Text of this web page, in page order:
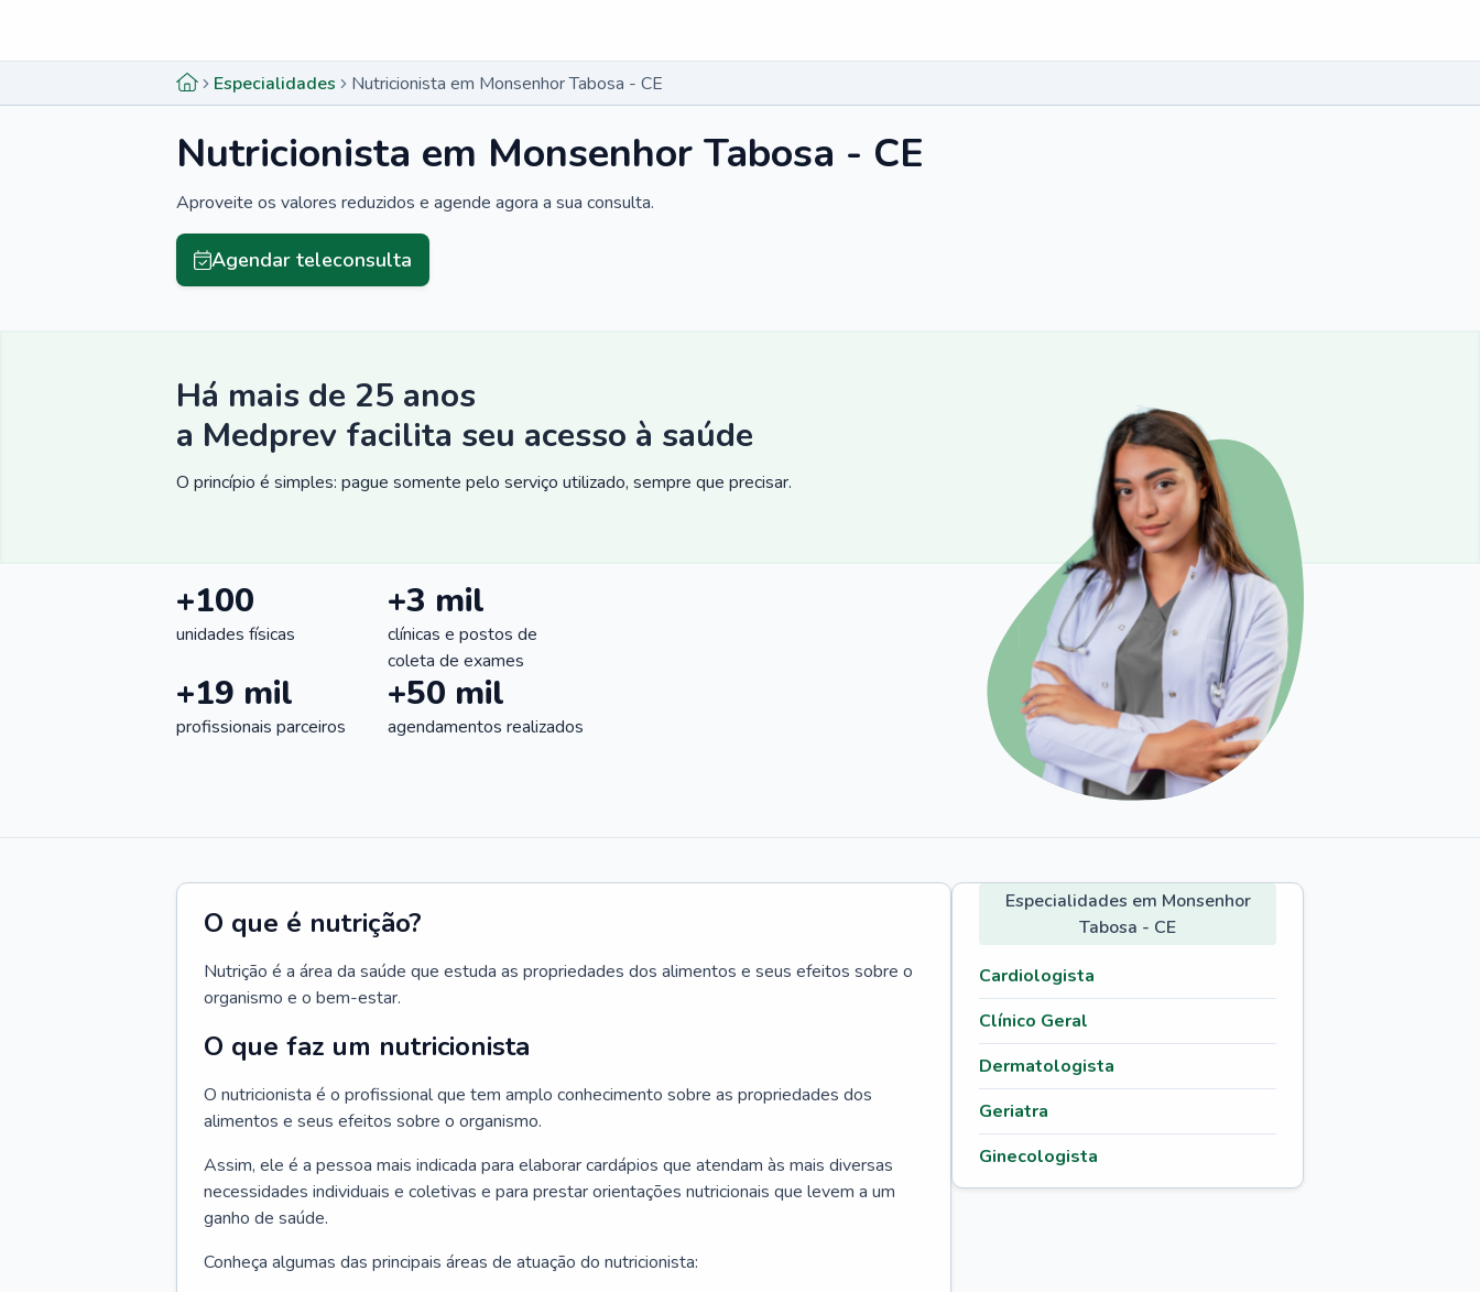
Especialidades Nutricionista em Monsenhor Tabosa - CE
Nutricionista em Monsenhor Tabosa - CE
Aproveite os valores reduzidos e agende agora a sua consulta.
Agendar teleconsulta
Há mais de 25 anos
a Medprev facilita seu acesso à saúde
O princípio é simples: pague somente pelo serviço utilizado, sempre que precisar.
+100
unidades físicas
+3 mil
clínicas e postos de
coleta de exames
+19 mil
profissionais parceiros
+50 mil
agendamentos realizados
O que é nutrição?
Nutrição é a área da saúde que estuda as propriedades dos alimentos e seus efeitos sobre o
organismo e o bem-estar.
O que faz um nutricionista
O nutricionista é o profissional que tem amplo conhecimento sobre as propriedades dos
alimentos e seus efeitos sobre o organismo.
Assim, ele é a pessoa mais indicada para elaborar cardápios que atendam às mais diversas
necessidades individuais e coletivas e para prestar orientações nutricionais que levem a um
ganho de saúde.
Conheça algumas das principais áreas de atuação do nutricionista:
Especialidades em Monsenhor
Tabosa - CE
Cardiologista
Clínico Geral
Dermatologista
Geriatra
Ginecologista